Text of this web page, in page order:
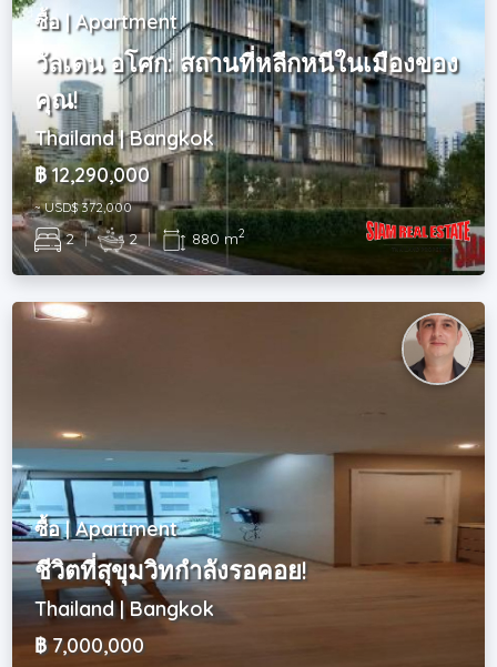
ซื้อ | Apartment
วัลเดน อโศก: สถานที่หลีกหนีในเมืองของ
คุณ!
Thailand | Bangkok
฿ 12,290,000
~ USD$ 372,000
2 | 2 | 880 m2
ซื้อ | Apartment
ชีวิตที่สุขุมวิทกำลังรอคอย!
Thailand | Bangkok
฿ 7,000,000